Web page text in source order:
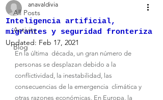
All Posts
Activity
Blog
Inteligencia artificial,
migrantes y seguridad fronteriza
anavaldivia
Updated: Feb 17, 2021
En la última  década, un gran número de
personas se desplazan debido a la
conflictividad, la inestabilidad, las
consecuencias de la emergencia  climática y
otras razones económicas. En Europa, la